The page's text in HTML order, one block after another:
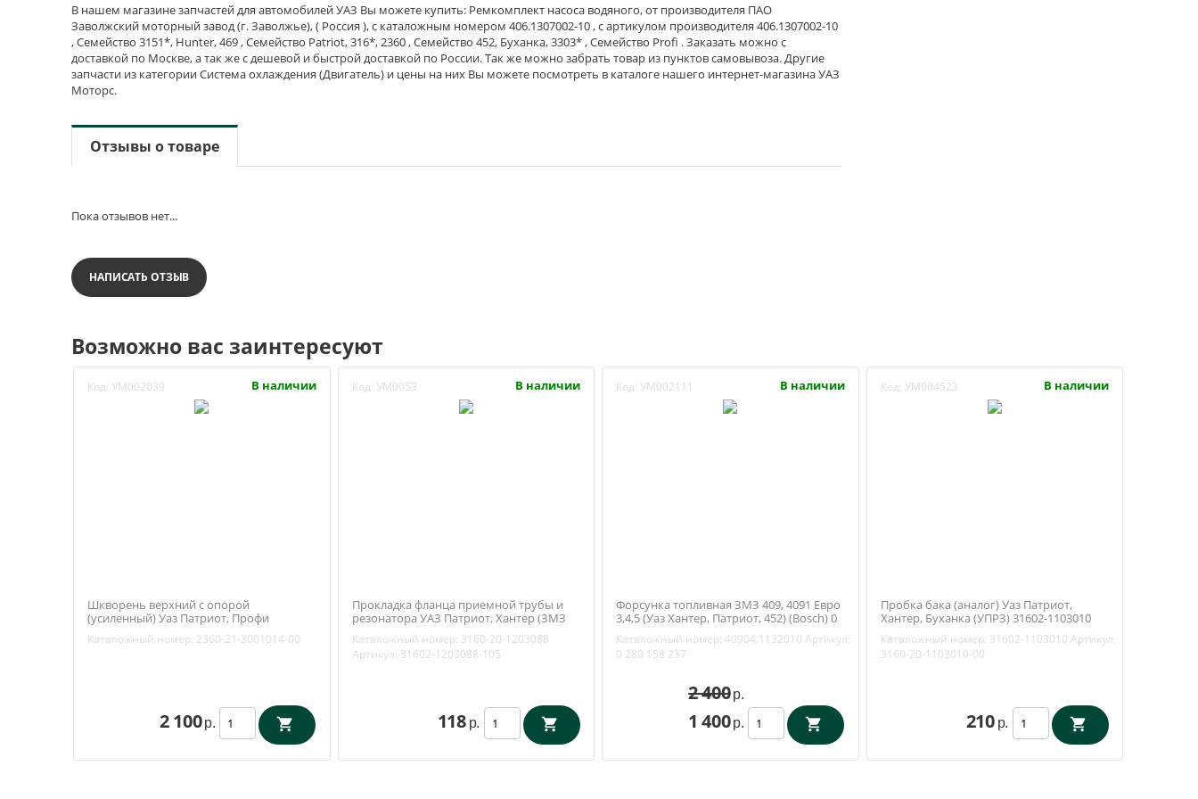
В нашем магазине запчастей для автомобилей УАЗ Вы можете купить: Ремкомплект насоса водяного, от производителя ПАО
Заволжский моторный завод (г. Заволжье), ( Россия ), с каталожным номером 406.1307002-10 , с артикулом производителя 406.1307002-10
, Семейство 3151*, Hunter, 469 , Семейство Patriot, 316*, 2360 , Семейство 452, Буханка, 3303* , Семейство Profi . Заказать можно с
доставкой по Москве, а так же с дешевой и быстрой доставкой по России. Так же можно забрать товар из пунктов самовывоза. Другие
запчасти из категории Система охлаждения (Двигатель) и цены на них Вы можете посмотреть в каталоге нашего интернет-магазина УАЗ
Моторс.
Отзывы о товаре
Пока отзывов нет...
НАПИСАТЬ ОТЗЫВ
Возможно вас заинтересуют
Код: УМ002039 В наличии
Шкворень верхний с опорой
(усиленный) Уаз Патриот, Профи
/ Бийск) 2360-21-3001014-00
Каталожный номер: 2360-21-3001014-00
2 100 р.
Код: УМ0053 В наличии
Прокладка фланца приемной трубы и
резонатора УАЗ Патриот, Хантер (ЗМЗ
Воронеж) 3160-20-1203088
Каталожный номер: 3160-20-1203088
Артикул: 31602-1203088-105
118 р.
Код: УМ002111 В наличии
Форсунка топливная ЗМЗ 409, 4091 Евро
3,4,5 (Уаз Хантер, Патриот, 452) (Bosch) 0
Каталожный номер: 40904.1132010 Артикул:
0 280 158 237
2 400 р.
1 400 р.
Код: УМ004523 В наличии
Пробка бака (аналог) Уаз Патриот,
Хантер, Буханка (УПРЗ) 31602-1103010
Каталожный номер: 31602-1103010 Артикул:
3160-20-1103010-00
210 р.